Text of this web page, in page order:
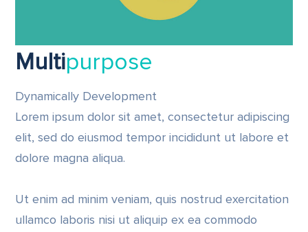
Multipurpose
Dynamically Development
Lorem ipsum dolor sit amet, consectetur adipiscing
elit, sed do eiusmod tempor incididunt ut labore et
dolore magna aliqua.
Ut enim ad minim veniam, quis nostrud exercitation
ullamco laboris nisi ut aliquip ex ea commodo